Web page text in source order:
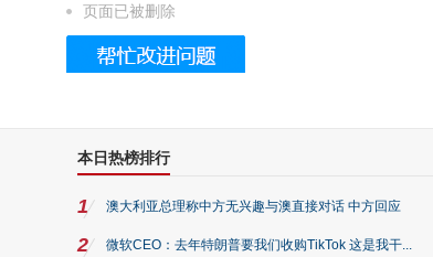
家七宝的它到底有多美？
页面已被删除
本日热榜排行
1 澳大利亚总理称中方无兴趣与澳直接对话 中方回应
2 微软CEO：去年特朗普要我们收购TikTok 这是我干...